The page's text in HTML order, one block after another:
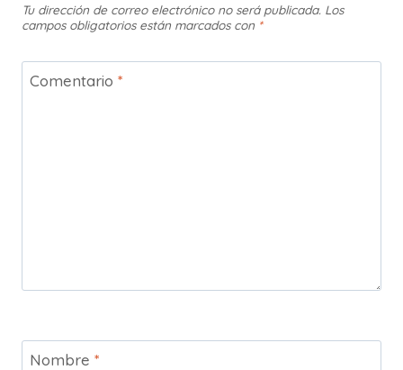
Tu dirección de correo electrónico no será publicada. Los
campos obligatorios están marcados con *
Comentario *
Nombre *